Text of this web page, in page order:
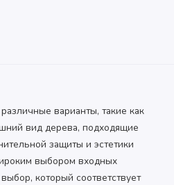
варианты, такие как
вид дерева, подходящие
защиты и эстетики
выбором входных
который соответствует